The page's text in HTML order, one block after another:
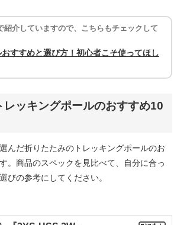
紹介していますので、こちらもチェックして
おすすめと選び方！初心者こそ使ってほし
レッキングポールのおすすめ10
んだ折りたたみのトレッキングポールのお
。商品のスペックを見比べて、自分に合っ
びの参考にしてください。